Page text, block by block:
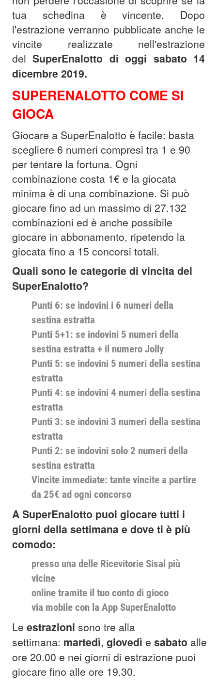
tua schedina è vincente. Dopo
l'estrazione verranno pubblicate anche le
vincite realizzate nell'estrazione
delSuperEnalotto di oggi sabato 14
dicembre2019.
SUPERENALOTTO COME SI
GIOCA
Giocare a SuperEnalotto è facile: basta
scegliere 6 numeri compresi tra 1 e 90
per tentare la fortuna. Ogni
combinazione costa 1€ e la giocata
minima è di una combinazione. Si può
giocare fino ad un massimo di 27.132
combinazioni ed è anche possibile
giocare in abbonamento, ripetendo la
giocata fino a 15 concorsi totali.
Quali sono le categorie di vincita del
SuperEnalotto?
Punti 6: se indovini i 6 numeri della
sestina estratta
Punti 5+1: se indovini 5 numeri della
sestina estratta + il numero Jolly
Punti 5: se indovini 5 numeri della sestina
estratta
Punti 4: se indovini 4 numeri della sestina
estratta
Punti 3: se indovini 3 numeri della sestina
estratta
Punti 2: se indovini solo 2 numeri della
sestina estratta
Vincite immediate: tante vincite a partire
da 25€ ad ogni concorso
A SuperEnalotto puoi giocare tutti i
giorni della settimana e dove ti è più
comodo:
presso una delle Ricevitorie Sisal più
vicine
online tramite il tuo conto di gioco
via mobile con la App SuperEnalotto
Le estrazioni sono tre alla
settimana: martedì, giovedì e sabato alle
ore 20.00 e nei giorni di estrazione puoi
giocare fino alle ore 19.30.